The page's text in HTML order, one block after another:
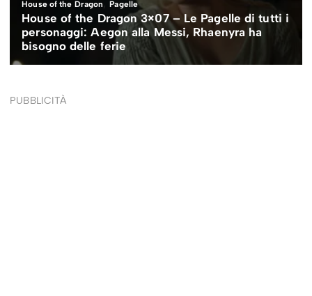
PUBBLICITÀ